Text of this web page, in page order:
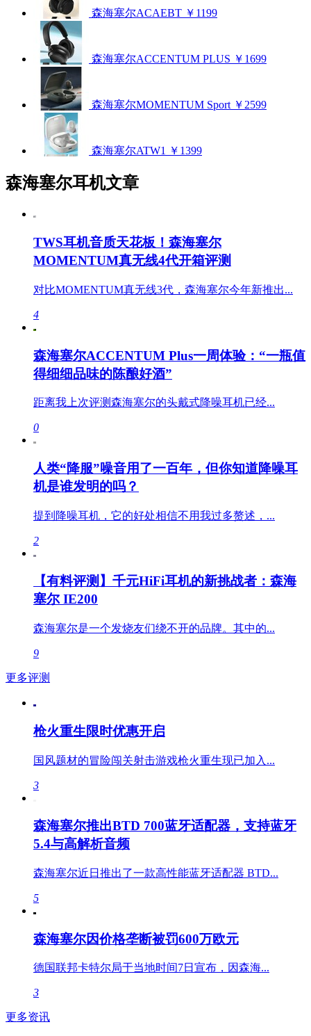
森海塞尔ACAEBT ￥1199
森海塞尔ACCENTUM PLUS ￥1699
森海塞尔MOMENTUM Sport ￥2599
森海塞尔ATW1 ￥1399
森海塞尔耳机文章
TWS耳机音质天花板！森海塞尔
MOMENTUM真无线4代开箱评测
对比MOMENTUM真无线3代，森海塞尔今年新推出...
4
森海塞尔ACCENTUM Plus一周体验：“一瓶值
得细细品味的陈酿好酒”
距离我上次评测森海塞尔的头戴式降噪耳机已经...
0
人类“降服”噪音用了一百年，但你知道降噪耳
机是谁发明的吗？
提到降噪耳机，它的好处相信不用我过多赘述，...
2
【有料评测】千元HiFi耳机的新挑战者：森海
塞尔 IE200
森海塞尔是一个发烧友们绕不开的品牌。其中的...
9
更多评测
枪火重生限时优惠开启
国风题材的冒险闯关射击游戏枪火重生现已加入...
3
森海塞尔推出BTD 700蓝牙适配器，支持蓝牙
5.4与高解析音频
森海塞尔近日推出了一款高性能蓝牙适配器 BTD...
5
森海塞尔因价格垄断被罚600万欧元
德国联邦卡特尔局于当地时间7日宣布，因森海...
3
更多资讯